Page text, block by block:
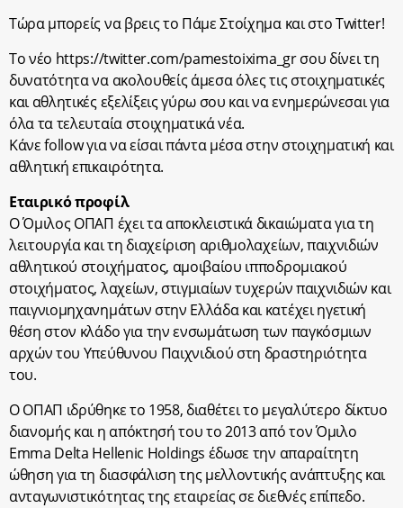
Τώρα μπορείς να βρεις το Πάμε Στοίχημα και στο Twitter!
Το νέο https://twitter.com/pamestoixima_gr σου δίνει τη
δυνατότητα να ακολουθείς άμεσα όλες τις στοιχηματικές
και αθλητικές εξελίξεις γύρω σου και να ενημερώνεσαι για
όλα τα τελευταία στοιχηματικά νέα.
Κάνε follow για να είσαι πάντα μέσα στην στοιχηματική και
αθλητική επικαιρότητα.
Εταιρικό προφίλ
Ο Όμιλος ΟΠΑΠ έχει τα αποκλειστικά δικαιώματα για τη
λειτουργία και τη διαχείριση αριθμολαχείων, παιχνιδιών
αθλητικού στοιχήματος, αμοιβαίου ιπποδρομιακού
στοιχήματος, λαχείων, στιγμιαίων τυχερών παιχνιδιών και
παιγνιομηχανημάτων στην Ελλάδα και κατέχει ηγετική
θέση στον κλάδο για την ενσωμάτωση των παγκόσμιων
αρχών του Υπεύθυνου Παιχνιδιού στη δραστηριότητα
του.
Ο ΟΠΑΠ ιδρύθηκε το 1958, διαθέτει το μεγαλύτερο δίκτυο
διανομής και η απόκτησή του το 2013 από τον Όμιλο
Emma Delta Hellenic Holdings έδωσε την απαραίτητη
ώθηση για τη διασφάλιση της μελλοντικής ανάπτυξης και
ανταγωνιστικότητας της εταιρείας σε διεθνές επίπεδο.